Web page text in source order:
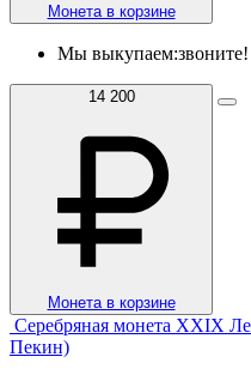
Монета в корзине
Мы выкупаем:звоните!
14 200
Монета в корзине
Серебряная монета XXIX
Пекин)